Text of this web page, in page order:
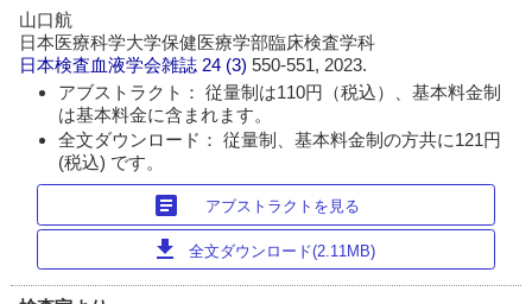
山口航
日本医療科学大学保健医療学部臨床検査学科
日本検査血液学会雑誌 24 (3)550-551, 2023.
アブストラクト： 従量制は110円（税込）、基本料金制
は基本料金に含まれます。
全文ダウンロード： 従量制、基本料金制の方共に121円
(税込) です。
article アブストラクトを見る
download 全文ダウンロード(2.11MB)